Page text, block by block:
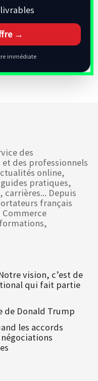
→
immédiate
des
des professionnels
online,
pratiques,
Depuis
français
vision, c’est de
qui fait partie
de Donald Trump
les accords